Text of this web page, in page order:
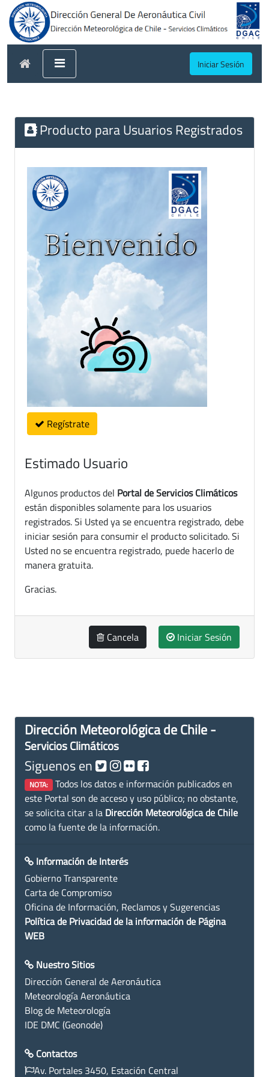
Iniciar Sesión
Producto para Usuarios Registrados
Regístrate
Estimado Usuario
Algunos productos del Portal de Servicios Climáticos
están disponibles solamente para los usuarios
registrados. Si Usted ya se encuentra registrado, debe
iniciar sesión para consumir el producto solicitado. Si
Usted no se encuentra registrado, puede hacerlo de
manera gratuita.
Gracias.
Cancela Iniciar Sesión
Dirección Meteorológica de Chile -
Servicios Climáticos
Siguenos en
NOTA: Todos los datos e información publicados en
este Portal son de acceso y uso público; no obstante,
se solicita citar a la Dirección Meteorológica de Chile
como la fuente de la información.
Información de Interés
Gobierno Transparente
Carta de Compromiso
Oficina de Información, Reclamos y Sugerencias
Política de Privacidad de la información de Página
WEB
Nuestro Sitios
Dirección General de Aeronáutica
Meteorología Aeronáutica
Blog de Meteorología
IDE DMC (Geonode)
Contactos
Av. Portales 3450, Estación Central